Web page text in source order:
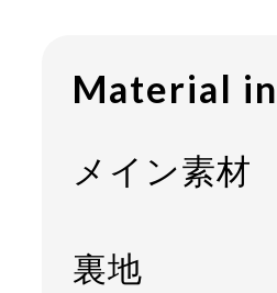
Material
メイン素材
裏地